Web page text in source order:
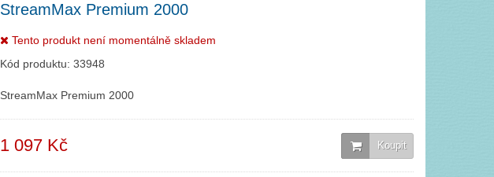
StreamMax Premium 2000
Tento produkt není momentálně skladem
Kód produktu: 33948
StreamMax Premium 2000
1 097 Kč Koupit